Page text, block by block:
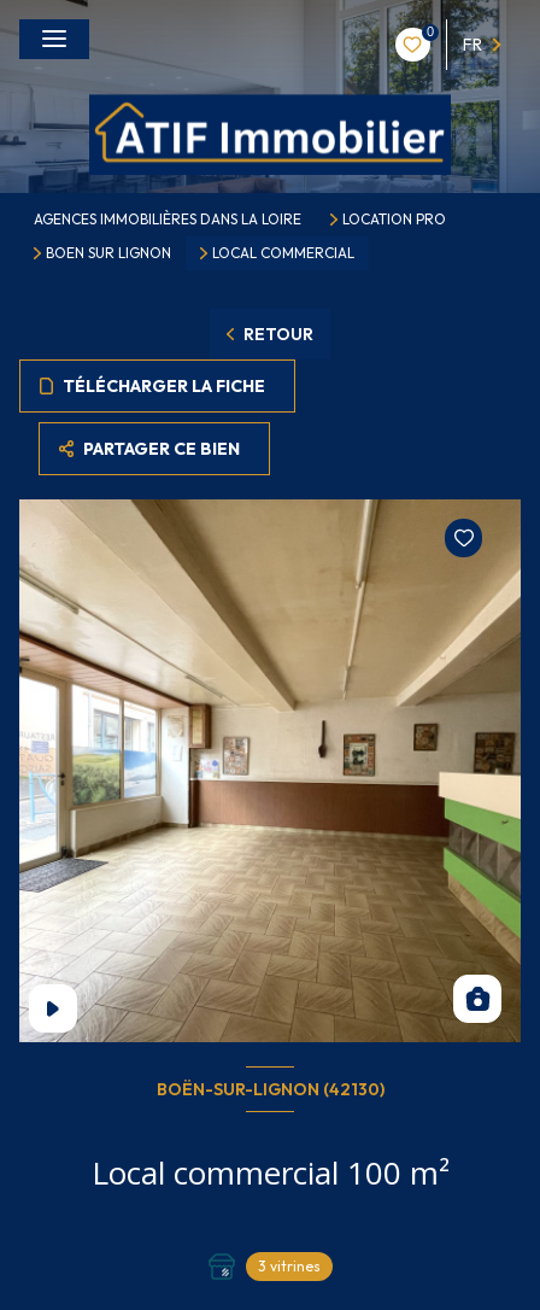
0
FR
AGENCES IMMOBILIÈRES DANS LA LOIRE
LOCATION PRO
BOEN SUR LIGNON
LOCAL COMMERCIAL
RETOUR
TÉLÉCHARGER LA FICHE
PARTAGER CE BIEN
BOËN-SUR-LIGNON (42130)
Local commercial 100 m²
3 vitrines